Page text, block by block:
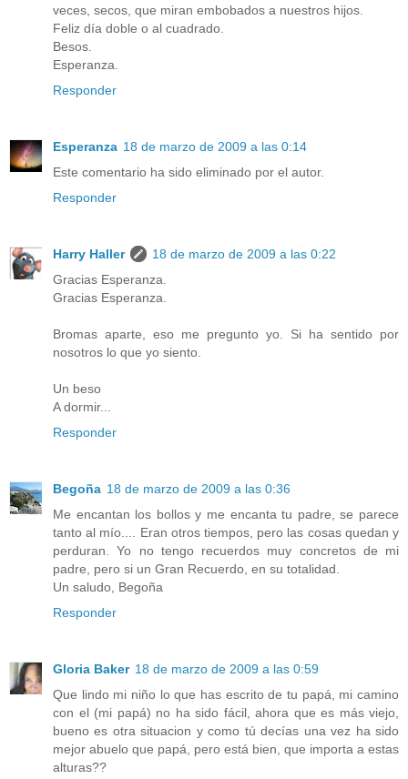
veces, secos, que miran embobados a nuestros hijos.
Feliz día doble o al cuadrado.
Besos.
Esperanza.
Responder
Esperanza 18 de marzo de 2009 a las 0:14
Este comentario ha sido eliminado por el autor.
Responder
Harry Haller
18 de marzo de 2009 a las 0:22
Gracias Esperanza.
Gracias Esperanza.
Bromas aparte, eso me pregunto yo. Si ha sentido por
nosotros lo que yo siento.
Un beso
A dormir...
Responder
Begoña 18 de marzo de 2009 a las 0:36
Me encantan los bollos y me encanta tu padre, se parece
tanto al mío.... Eran otros tiempos, pero las cosas quedan y
perduran. Yo no tengo recuerdos muy concretos de mi
padre, pero si un Gran Recuerdo, en su totalidad.
Un saludo, Begoña
Responder
Gloria Baker 18 de marzo de 2009 a las 0:59
Que lindo mi niño lo que has escrito de tu papá, mi camino
con el (mi papá) no ha sido fácil, ahora que es más viejo,
bueno es otra situacion y como tú decías una vez ha sido
mejor abuelo que papá, pero está bien, que importa a estas
alturas??